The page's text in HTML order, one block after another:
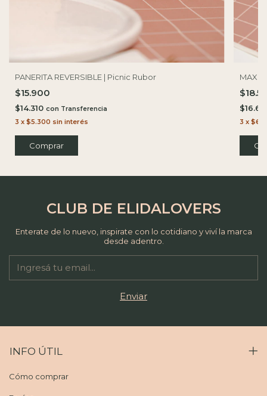
PANERITA REVERSIBLE | Picnic Rubor
$15.900
$14.310 con
3 x $5.300 sin interés
Comprar
MAXI
3 x
CLUB DE ELIDALOVERS
Enterate de lo nuevo, inspirate con lo cotidiano y viví la marca
desde adentro.
INFO ÚTIL
Cómo comprar